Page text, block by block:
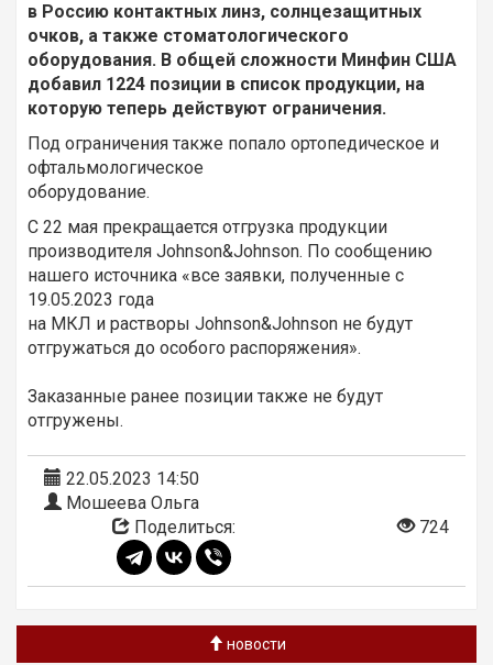
в Россию контактных линз, солнцезащитных
очков, а также стоматологического
оборудования. В общей сложности Минфин США
добавил 1224 позиции в список продукции, на
которую теперь действуют ограничения.
Под ограничения также попало ортопедическое и
офтальмологическое
оборудование.
С 22 мая прекращается отгрузка продукции
производителя Johnson&Johnson. По сообщению
нашего источника «все заявки, полученные с
19.05.2023 года
на МКЛ и растворы Johnson&Johnson не будут
отгружаться до особого распоряжения».
Заказанные ранее позиции также не будут
отгружены.
22.05.2023 14:50
Мошеева Ольга
Поделиться:
724
новости